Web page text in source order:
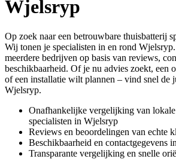
Wjelsryp
Op zoek naar een betrouwbare thuisbatterij
Wij tonen je specialisten in en rond Wjelsryp
meerdere bedrijven op basis van reviews,
beschikbaarheid. Of je nu advies zoekt, een
of een installatie wilt plannen – vind snel de
Wjelsryp.
Onafhankelijke vergelijking van
specialisten in Wjelsryp
Reviews en beoordelingen van echte
Beschikbaarheid en contactgegevens
Transparante vergelijking en snelle